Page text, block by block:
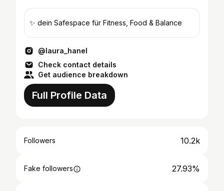
✨ dein Safespace für Fitness, Food & Balance
@laura_hanel
Check contact details
Get audience breakdown
Full Profile Data
Followers 10.2k
Fake followers 27.93%